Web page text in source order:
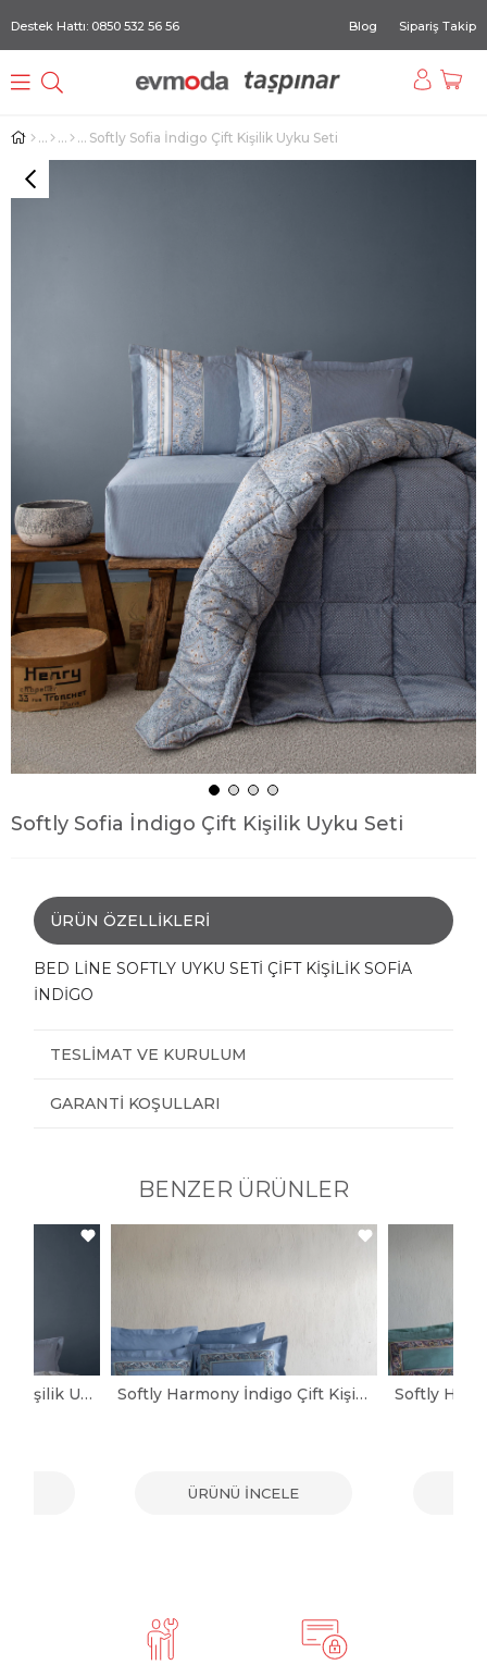
Destek Hattı: 0850 532 56 56 Blog Sipariş Takip
Softly Sofia İndigo Çift Kişilik Uyku Seti
Softly Sofia İndigo Çift Kişilik Uyku Seti
ÜRÜN ÖZELLIKLERI
BED LİNE SOFTLY UYKU SETİ ÇİFT KİŞİLİK SOFİA
İNDİGO
TESLIMAT VE KURULUM
GARANTI KOŞULLARI
BENZER ÜRÜNLER
Softly Sofia İndigo Tek Kişilik Uyku Seti Softly Harmony İndigo Çift Kişilik Uyku Seti
ÜRÜNÜ İNCELE